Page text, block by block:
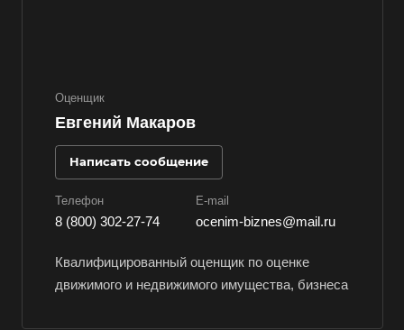
Оценщик
Евгений Макаров
Написать сообщение
Телефон
8 (800) 302-27-74
E-mail
ocenim-biznes@mail.ru
Квалифицированный оценщик по оценке
движимого и недвижимого имущества, бизнеса
Владикавказ
Владимир
Волгодонск
Волжск
Волжский
Вологда